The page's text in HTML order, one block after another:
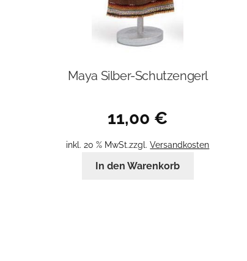
Maya Silber-Schutzengerl
11,00 €
inkl. 20 % MwSt.zzgl.Versandkosten
In den Warenkorb